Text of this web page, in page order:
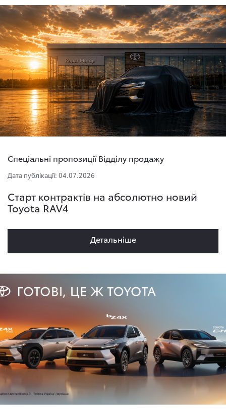
Спеціальні пропозиції Відділу продажу
Дата публікації: 04.07.2026
Старт контрактів на абсолютно новий
Toyota RAV4
Детальнiше